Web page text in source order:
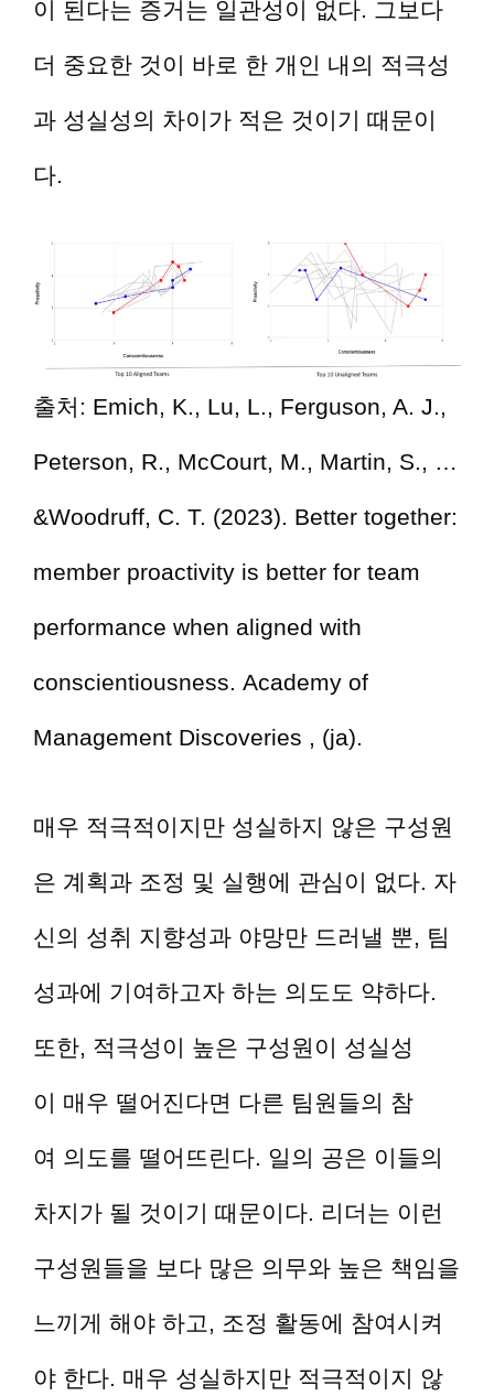
이 된다는 증거는 일관성이 없다. 그보다
더 중요한 것이 바로 한 개인 내의 적극성
과 성실성의 차이가 적은 것이기 때문이
다.
출처: Emich, K., Lu, L., Ferguson, A. J.,
Peterson, R., McCourt, M., Martin, S., …
&Woodruff, C. T. (2023). Better together:
member proactivity is better for team
performance when aligned with
conscientiousness. Academy of
Management Discoveries , (ja).
매우 적극적이지만 성실하지 않은 구성원
은 계획과 조정 및 실행에 관심이 없다. 자
신의 성취 지향성과 야망만 드러낼 뿐, 팀
성과에 기여하고자 하는 의도도 약하다.
또한, 적극성이 높은 구성원이 성실성
이 매우 떨어진다면 다른 팀원들의 참
여 의도를 떨어뜨린다. 일의 공은 이들의
차지가 될 것이기 때문이다. 리더는 이런
구성원들을 보다 많은 의무와 높은 책임을
느끼게 해야 하고, 조정 활동에 참여시켜
야 한다. 매우 성실하지만 적극적이지 않